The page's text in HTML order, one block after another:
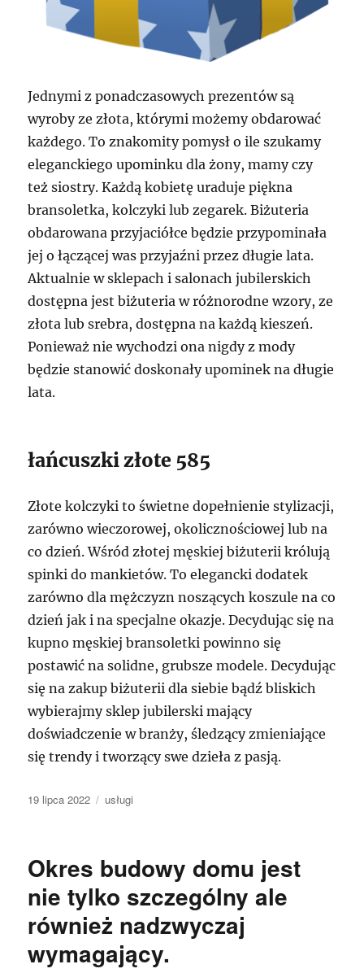
Jednymi z ponadczasowych prezentów są
wyroby ze złota, którymi możemy obdarować
każdego. To znakomity pomysł o ile szukamy
eleganckiego upominku dla żony, mamy czy
też siostry. Każdą kobietę uraduje piękna
bransoletka, kolczyki lub zegarek. Biżuteria
obdarowana przyjaciółce będzie przypominała
jej o łączącej was przyjaźni przez długie lata.
Aktualnie w sklepach i salonach jubilerskich
dostępna jest biżuteria w różnorodne wzory, ze
złota lub srebra, dostępna na każdą kieszeń.
Ponieważ nie wychodzi ona nigdy z mody
będzie stanowić doskonały upominek na długie
lata.
łańcuszki złote 585
Złote kolczyki to świetne dopełnienie stylizacji,
zarówno wieczorowej, okolicznościowej lub na
co dzień. Wśród złotej męskiej biżuterii królują
spinki do mankietów. To elegancki dodatek
zarówno dla mężczyzn noszących koszule na co
dzień jak i na specjalne okazje. Decydując się na
kupno męskiej bransoletki powinno się
postawić na solidne, grubsze modele. Decydując
się na zakup biżuterii dla siebie bądź bliskich
wybierajmy sklep jubilerski mający
doświadczenie w branży, śledzący zmieniające
się trendy i tworzący swe dzieła z pasją.
Data
19 lipca 2022 Kategorie
usługi
Okres budowy domu jest
nie tylko szczególny ale
również nadzwyczaj
wymagający.